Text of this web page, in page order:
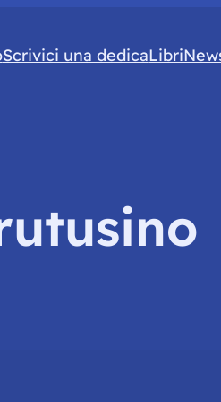
Scrivici una dedicaLibri